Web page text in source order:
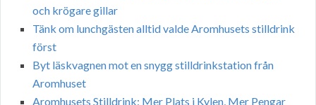
och krögare gillar
Tänk om lunchgästen alltid valde Aromhusets stilldrink
först
Byt läskvagnen mot en snygg stilldrinkstation från
Aromhuset
Aromhusets Stilldrink: Mer Plats i Kylen, Mer Pengar